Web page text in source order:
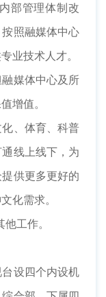
部管理体制改
照融媒体中心
业技术人才。
媒体中心及所
增值。
、体育、科普
线上线下，为
供更多更好的
化需求。
工作。
设四个内设机